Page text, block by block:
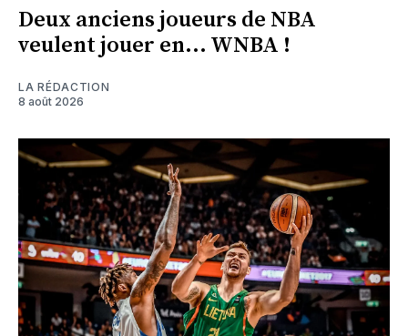
Deux anciens joueurs de NBA
veulent jouer en... WNBA !
LA RÉDACTION
8 août 2026